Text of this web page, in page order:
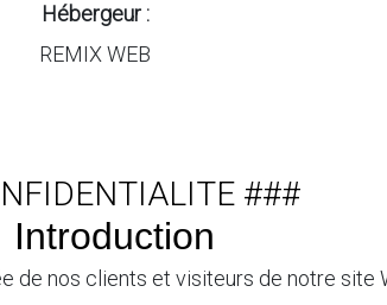
Hébergeur :
REMIX WEB
###
Introduction
de nos clients et visiteurs de notre site